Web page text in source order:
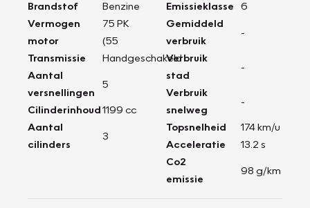
Brandstof
Benzine
Vermogen
motor
75 PK
(55
Transmissie
Handgeschakeld
Aantal
versnellingen
5
Cilinderinhoud1199 cc
Aantal
cilinders
3
Emissieklasse
6
Gemiddeld
verbruik
-
Verbruik
stad
-
Verbruik
snelweg
-
Topsnelheid
174 km/u
Acceleratie
13.2 s
Co2
emissie
98 g/km